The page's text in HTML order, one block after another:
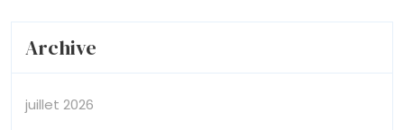
Archive
juillet 2026